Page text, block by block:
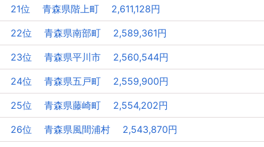
21位 青森県階上町 2,611,128円
22位 青森県南部町 2,589,361円
23位 青森県平川市 2,560,544円
24位 青森県五戸町 2,559,900円
25位 青森県藤崎町 2,554,202円
26位 青森県風間浦村 2,543,870円